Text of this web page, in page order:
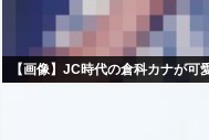
【画像】JC時代の倉科カナが